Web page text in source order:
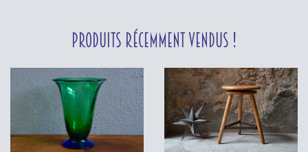
Produits récemment vendus !